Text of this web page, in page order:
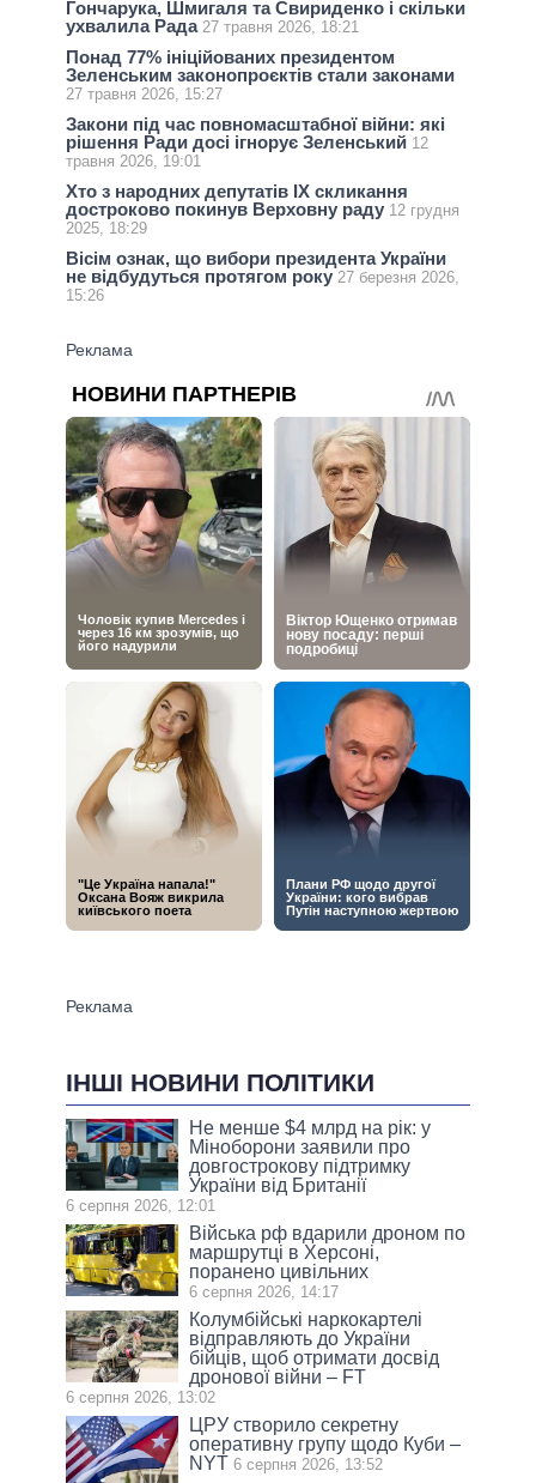
Гончарука, Шмигаля та Свириденко і скільки
ухвалила Рада 27 травня 2026, 18:21
Понад 77% ініційованих президентом
Зеленським законопроєктів стали законами
27 травня 2026, 15:27
Закони під час повномасштабної війни: які
рішення Ради досі ігнорує Зеленський 12
травня 2026, 19:01
Хто з народних депутатів IX скликання
достроково покинув Верховну раду 12 грудня
2025, 18:29
Вісім ознак, що вибори президента України
не відбудуться протягом року 27 березня 2026,
15:26
ІНШІ НОВИНИ ПОЛІТИКИ
Не менше $4 млрд на рік: у
Міноборони заявили про
довгострокову підтримку
України від Британії
6 серпня 2026, 12:01
Війська рф вдарили дроном по
маршрутці в Херсоні,
поранено цивільних
6 серпня 2026, 14:17
Колумбійські наркокартелі
відправляють до України
бійців, щоб отримати досвід
дронової війни – FT
6 серпня 2026, 13:02
ЦРУ створило секретну
оперативну групу щодо Куби –
NYT 6 серпня 2026, 13:52